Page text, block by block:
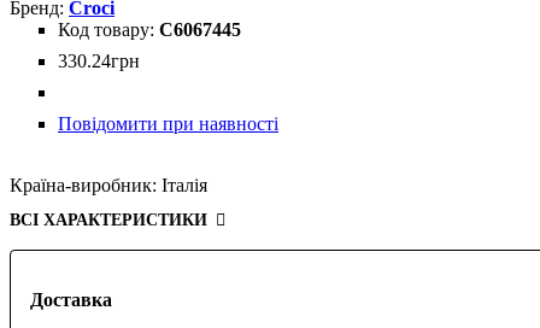
Доставка
Croci
C6067445
330.24грн
Повідомити при наявності
Країна-виробник: Італія
ВСІ ХАРАКТЕРИСТИКИ